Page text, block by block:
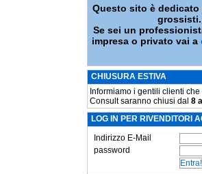
Questo sito è
grossisti.
Se sei un
impresa o privato vai a
CHIUSURA ESTIVA
Informiamo i gentili clienti
Consult saranno chiusi dal 8
LOG IN PER RIVENDITORI
Indirizzo E-Mail
password